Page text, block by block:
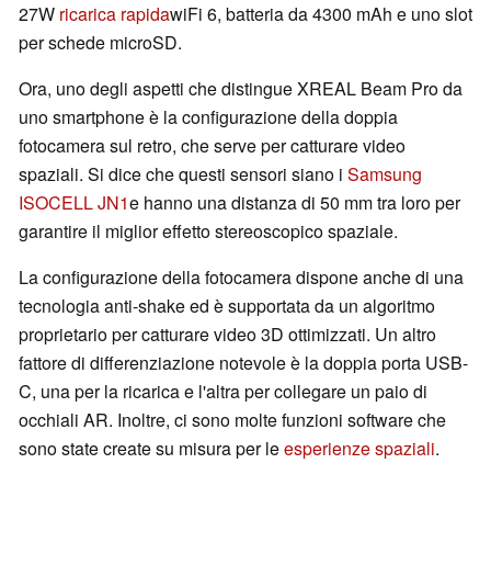
27W ricarica rapidawiFi 6, batteria da 4300 mAh e uno slot
per schede microSD.
Ora, uno degli aspetti che distingue XREAL Beam Pro da
uno smartphone è la configurazione della doppia
fotocamera sul retro, che serve per catturare video
spaziali. Si dice che questi sensori siano i Samsung
ISOCELL JN1e hanno una distanza di 50 mm tra loro per
garantire il miglior effetto stereoscopico spaziale.
La configurazione della fotocamera dispone anche di una
tecnologia anti-shake ed è supportata da un algoritmo
proprietario per catturare video 3D ottimizzati. Un altro
fattore di differenziazione notevole è la doppia porta USB-
C, una per la ricarica e l'altra per collegare un paio di
occhiali AR. Inoltre, ci sono molte funzioni software che
sono state create su misura per leesperienze spaziali.